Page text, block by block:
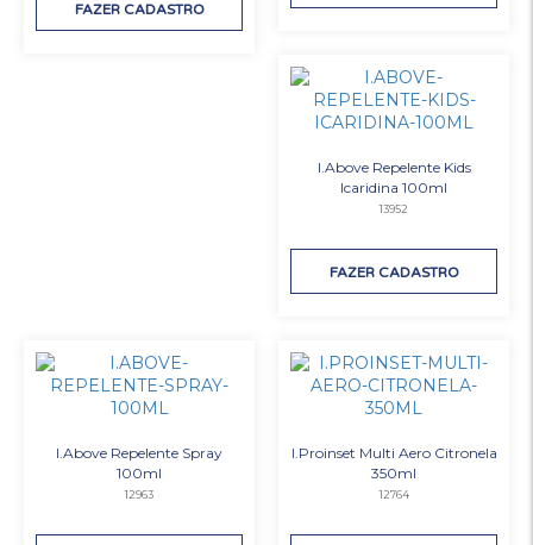
FAZER CADASTRO
I.Above Repelente Kids
Icaridina 100ml
13952
FAZER CADASTRO
I.Above Repelente Spray
100ml
12963
I.Proinset Multi Aero Citronela
350ml
12764